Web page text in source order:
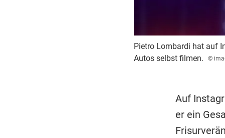
Pietro Lombardi hat auf
Autos selbst filmen.
©
Auf
er ein